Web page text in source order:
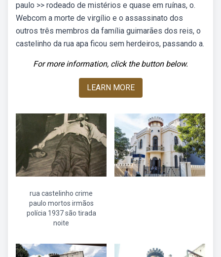
paulo >> rodeado de mistérios e quase em ruínas, o.
Webcom a morte de virgílio e o assassinato dos
outros três membros da família guimarães dos reis, o
castelinho da rua apa ficou sem herdeiros, passando a.
For more information, click the button below.
LEARN MORE
rua castelinho crime
paulo mortos irmãos
polícia 1937 são tirada
noite